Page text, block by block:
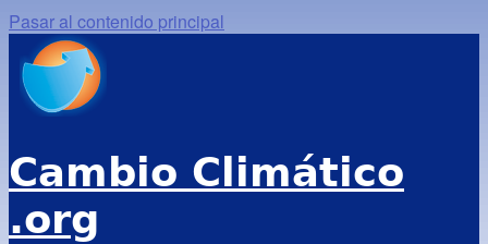
Pasar al contenido principal
Cambio Climático
.org